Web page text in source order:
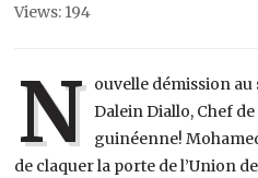
Views: 194
N ouvelle démission au
Dalein Diallo, Chef
guinéenne!
de claquer la porte de l’Union